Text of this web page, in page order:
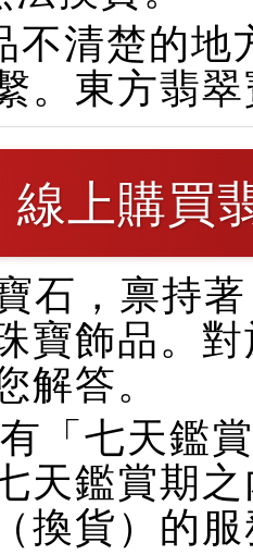
不清楚的地
。東方翡
線上購買
石，禀持
寶飾品。
解答。
「七天鑑
天鑑賞期
換貨）的